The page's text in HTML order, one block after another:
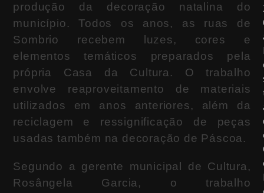
produção da decoração natalina do
município. Todos os anos, as ruas de
Sombrio recebem luzes, cores e
elementos temáticos preparados pela
própria Casa da Cultura. O trabalho
envolve reaproveitamento de materiais
utilizados em anos anteriores, além da
reciclagem e ressignificação de peças
usadas também na decoração de Páscoa.
Segundo a gerente municipal de Cultura,
Rosângela Garcia, o trabalho